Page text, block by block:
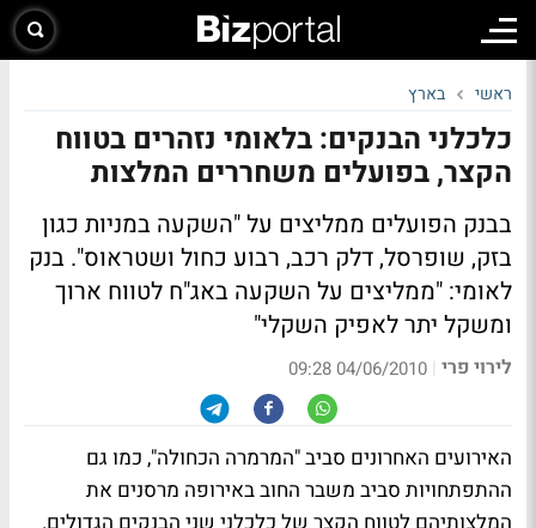
ראשי בארץ
כלכלני הבנקים: בלאומי נזהרים בטווח
הקצר, בפועלים משחררים המלצות
בבנק הפועלים ממליצים על "השקעה במניות כגון
בזק, שופרסל, דלק רכב, רבוע כחול ושטראוס". בנק
לאומי: "ממליצים על השקעה באג"ח לטווח ארוך
ומשקל יתר לאפיק השקלי"
לירוי פרי |
04/06/2010 09:28
האירועים האחרונים סביב "המרמרה הכחולה", כמו גם
ההתפתחויות סביב משבר החוב באירופה מרסנים את